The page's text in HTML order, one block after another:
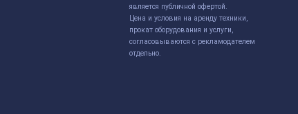
является публичной офертой.
Цена и условия на аренду техники,
прокат оборудования и услуги,
согласовываются с рекламодателем
отдельно.